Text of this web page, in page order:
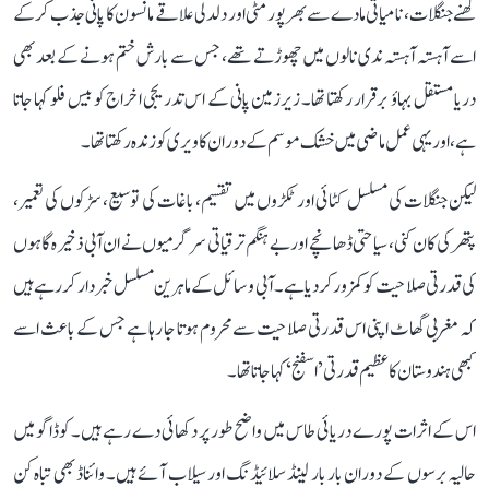
گھنے جنگلات، نامیاتی مادے سے بھرپور مٹی اور دلدلی علاقے مانسون کا پانی جذب کر کے
اسے آہستہ آہستہ ندی نالوں میں چھوڑتے تھے، جس سے بارش ختم ہونے کے بعد بھی
دریا مستقل بہاؤ برقرار رکھتا تھا۔ زیرزمین پانی کے اس تدریجی اخراج کو بیس فلو کہا جاتا
ہے، اور یہی عمل ماضی میں خشک موسم کے دوران کاویری کو زندہ رکھتا تھا۔
لیکن جنگلات کی مسلسل کٹائی اور ٹکڑوں میں تقسیم، باغات کی توسیع، سڑکوں کی تعمیر،
پتھر کی کان کنی، سیاحتی ڈھانچے اور بے ہنگم ترقیاتی سرگرمیوں نے ان آبی ذخیرہ گاہوں
کی قدرتی صلاحیت کو کمزور کر دیا ہے۔ آبی وسائل کے ماہرین مسلسل خبردار کر رہے ہیں
کہ مغربی گھاٹ اپنی اس قدرتی صلاحیت سے محروم ہوتا جا رہا ہے جس کے باعث اسے
کبھی ہندوستان کا عظیم قدرتی ’اسفنج‘ کہا جاتا تھا۔
اس کے اثرات پورے دریائی طاس میں واضح طور پر دکھائی دے رہے ہیں۔ کوڈاگو میں
حالیہ برسوں کے دوران بار بار لینڈ سلائیڈنگ اور سیلاب آئے ہیں۔ وائناڈ بھی تباہ کن